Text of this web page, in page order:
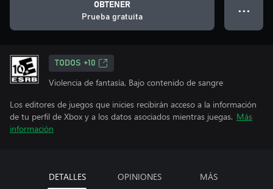
OBTENER
Prueba gratuita
● ● ●
TODOS +10
Violencia de fantasía, Bajo contenido de sangre
Los editores de juegos que inicies recibirán acceso a la información
de tu perfil de Xbox y a los datos asociados mientras juegas. Más
información
DETALLES OPINIONES MÁS